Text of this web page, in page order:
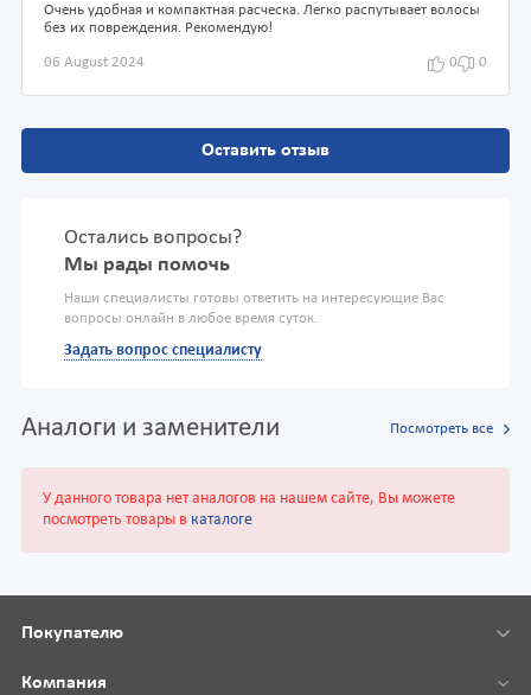
Очень удобная и компактная расческа. Легко распутывает волосы
без их повреждения. Рекомендую!
06 August 2024 0 0
Оставить отзыв
Остались вопросы?
Мы рады помочь
Наши специалисты готовы ответить на интересующие Вас
вопросы онлайн в любое время суток.
Задать вопрос специалисту
Аналоги и заменители Посмотреть все
У данного товара нет аналогов на нашем сайте, Вы можете
посмотреть товары в каталоге
Покупателю
Компания